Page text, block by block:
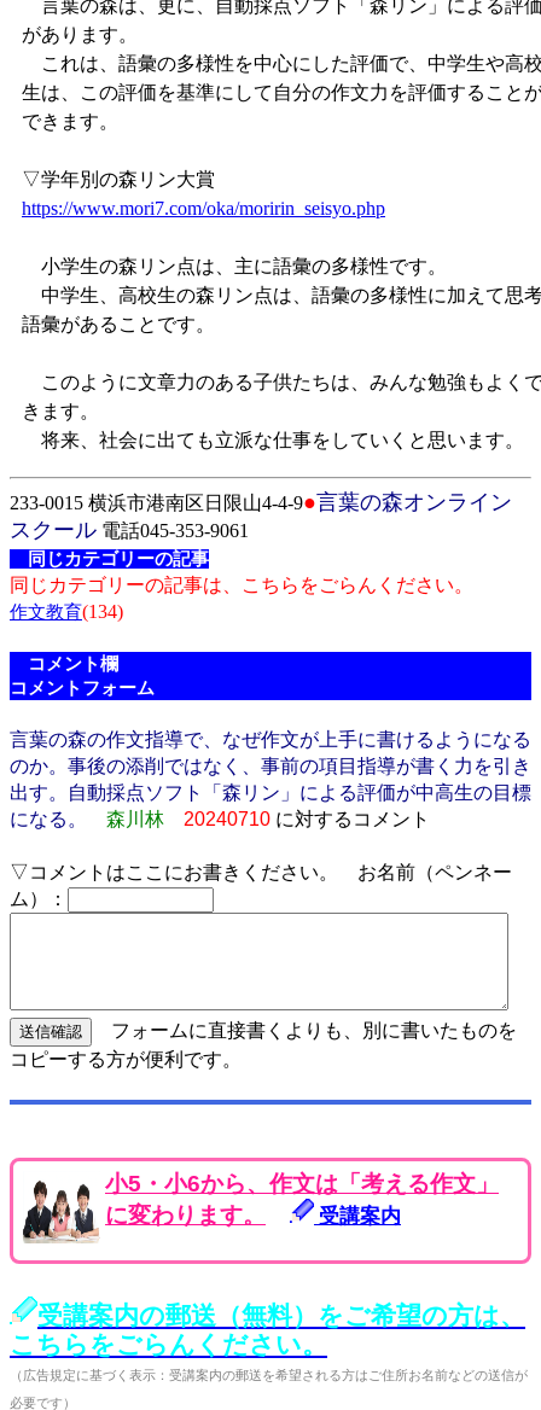
言葉の森は、更に、自動採点ソフト「森リン」による評
があります。
これは、語彙の多様性を中心にした評価で、中学生や高
生は、この評価を基準にして自分の作文力を評価すること
できます。
▽学年別の森リン大賞
https://www.mori7.com/oka/moririn_seisyo.php
小学生の森リン点は、主に語彙の多様性です。
中学生、高校生の森リン点は、語彙の多様性に加えて思
語彙があることです。
このように文章力のある子供たちは、みんな勉強もよく
きます。
将来、社会に出ても立派な仕事をしていくと思います。
233-0015 横浜市港南区日限山4-4-9●言葉の森オンライン
スクール 電話045-353-9061
同じカテゴリーの記事
同じカテゴリーの記事は、こちらをごらんください。
作文教育(134)
コメント欄
コメントフォーム
言葉の森の作文指導で、なぜ作文が上手に書けるようになる
のか。事後の添削ではなく、事前の項目指導が書く力を引き
出す。自動採点ソフト「森リン」による評価が中高生の目標
になる。
森川林 20240710 に対するコメント
▽コメントはここにお書きください。 お名前（ペンネー
ム）：
フォームに直接書くよりも、別に書いたものを
コピーする方が便利です。
小5・小6から、作文は「考える作文」
に変わります。
受講案内
受講案内の郵送（無料）をご希望の方は、
こちらをごらんください。
（広告規定に基づく表示：受講案内の郵送を希望される方はご住所お名前などの送信が
必要です）